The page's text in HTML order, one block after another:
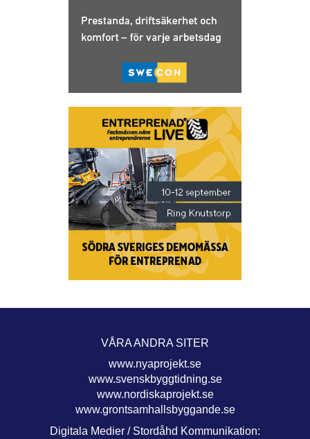
VÅRA ANDRA SITER
www.nyaprojekt.se
www.svenskbyggtidning.se
www.nordiskaprojekt.se
www.grontsamhallsbyggande.se
Digitala Medier / Stordåhd Kommunikation: